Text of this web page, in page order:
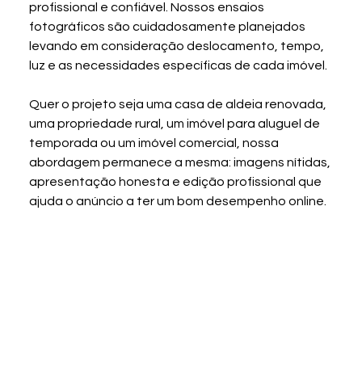
profissional e confiável. Nossos ensaios
fotográficos são cuidadosamente planejados
levando em consideração deslocamento, tempo,
luz e as necessidades específicas de cada imóvel.
Quer o projeto seja uma casa de aldeia renovada,
uma propriedade rural, um imóvel para aluguel de
temporada ou um imóvel comercial, nossa
abordagem permanece a mesma: imagens nítidas,
apresentação honesta e edição profissional que
ajuda o anúncio a ter um bom desempenho online.